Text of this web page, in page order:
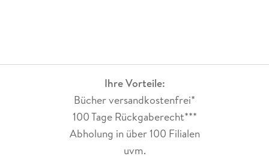
Ihre Vorteile:
Bücher versandkostenfrei*
100 Tage Rückgaberecht***
Abholung in über 100 Filialen
uvm.